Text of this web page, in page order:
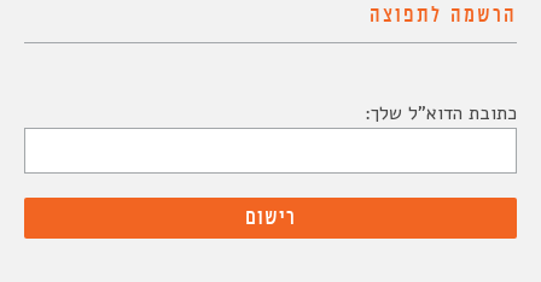
הרשמה לתפוצה
כתובת הדוא"ל שלך: